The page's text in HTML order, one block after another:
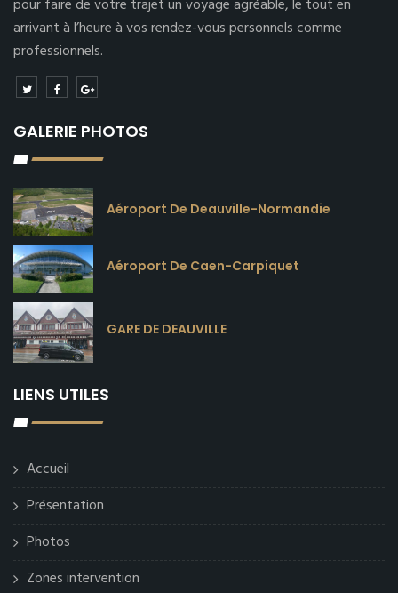
pour faire de votre trajet un voyage agréable, le tout en
arrivant à l’heure à vos rendez-vous personnels comme
professionnels.
GALERIE PHOTOS
Aéroport De Deauville-Normandie
Aéroport De Caen-Carpiquet
GARE DE DEAUVILLE
LIENS UTILES
Accueil
Présentation
Photos
Zones intervention